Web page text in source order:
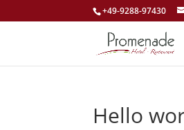
+49-9288-97430
Hello